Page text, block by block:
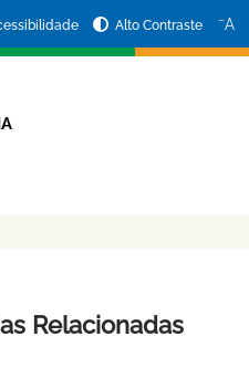
Alto Contraste −A
Relacionadas